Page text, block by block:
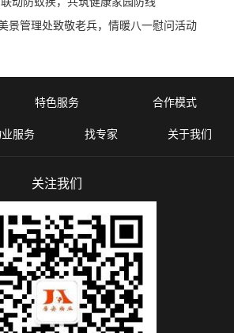
景管理处致敬老兵，情暖八一慰问活动
特色服务 合作模式
服务 找专家 关于我们
关注我们